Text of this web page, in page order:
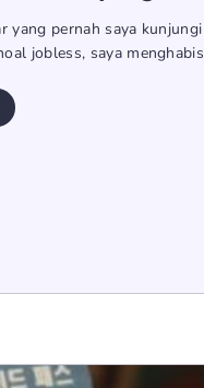
yang pernah saya
jobless, saya